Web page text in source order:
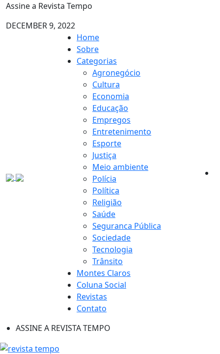
Assine a Revista Tempo
DECEMBER 9, 2022
Home
Sobre
Categorias
Agronegócio
Cultura
Economia
Educação
Empregos
Entretenimento
Esporte
Justiça
Meio ambiente
Polícia
Política
Religião
Saúde
Seguranca Pública
Sociedade
Tecnologia
Trânsito
Montes Claros
Coluna Social
Revistas
Contato
ASSINE A REVISTA TEMPO